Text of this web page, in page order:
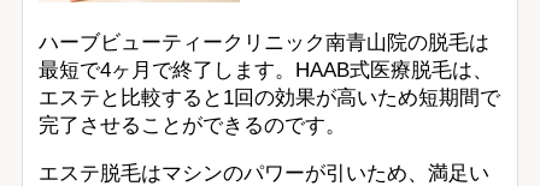
ハーブビューティークリニック南青山院の脱毛は
最短で4ヶ月で終了します。HAAB式医療脱毛は、
エステと比較すると1回の効果が高いため短期間で
完了させることができるのです。
エステ脱毛はマシンのパワーが引いため、満足い